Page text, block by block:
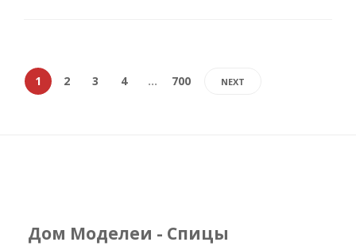
1 2 3 4 … 700 NEXT
Дом Моделеи - Спицы